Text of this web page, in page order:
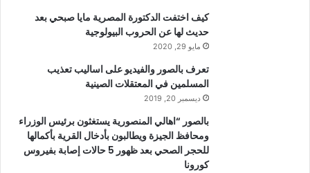
كيف اختفت الدكتورة المصرية مايا صبحي بعد
حديث لها عن الحروب البيولوجية
مايو 29, 2020
تعرف بالصور والفيديو على اساليب تعذيب
المسلمين في المعتقلات الصينية
ديسمبر 20, 2019
بالصور “اهالي المنصورية يستغثون برئيس الوزراء
ومحافظ الجيزة ويطالبون بأدخال القرية بأكمالها
للحجر الصحي بعد ظهور 5 حالات إصابة بفيروس
كورونا